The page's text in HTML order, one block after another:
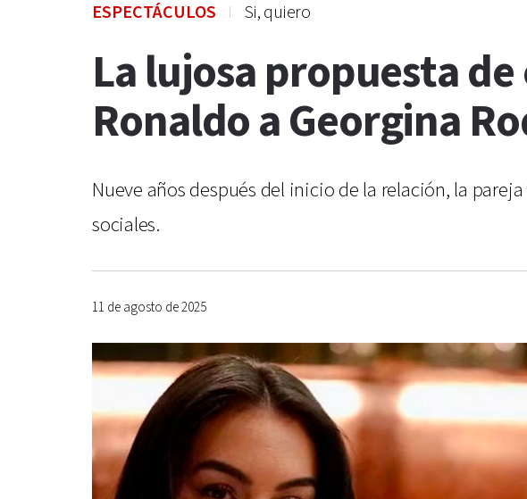
ESPECTÁCULOS Si, quiero
La lujosa propuesta
Ronaldo a Georgina
Nueve años después del inicio de la relación, la
sociales.
11 de agosto de 2025